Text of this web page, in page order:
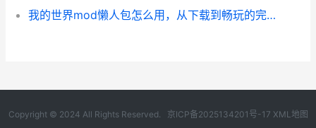
我的世界mod懒人包怎么用，从下载到畅玩的完整指南，副标题，新手入门必备手册
Copyright © 2024 All Rights Reserved. 京ICP备2025134201号-17 XML地图